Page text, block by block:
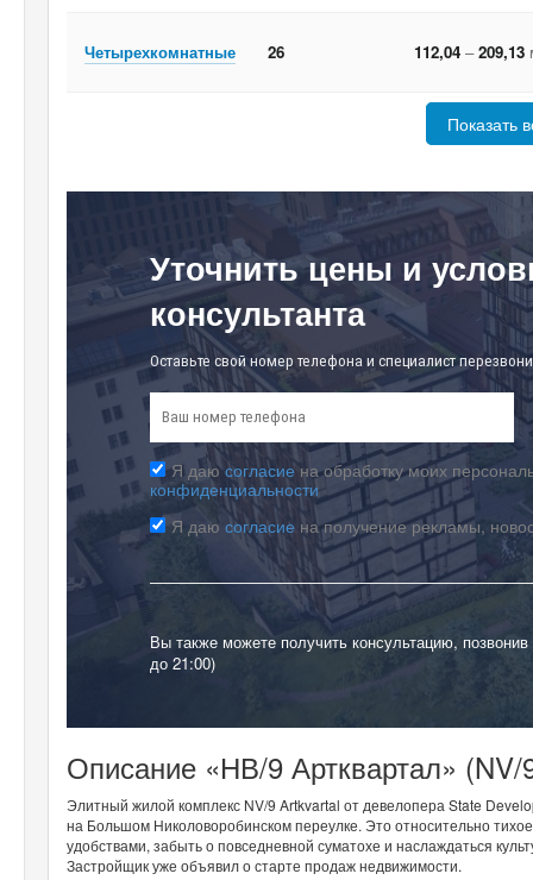
Четырехкомнатные 26 112,04 –209,13
Показать
Уточнить цены и
консультанта
Оставьте свой номер телефона и специалист
Я даюсогласиена обработку моих
конфиденциальности
Я даю согласие на получение рекламы,
Вы также можете получить консультацию,
до 21:00)
Описание «НВ/9 Артквартал»
Элитный жилой комплекс NV/9 Artkvartal от девелопера State
на Большом Николоворобинском переулке. Это относительно
удобствами, забыть о повседневной суматохе и наслаждаться
Застройщик уже объявил о старте продаж недвижимости.